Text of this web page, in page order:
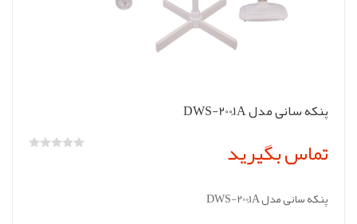
پنکه سانی مدل DWS-2001ََA
تماس بگیرید
پنکه سانی مدل DWS-2001ََA